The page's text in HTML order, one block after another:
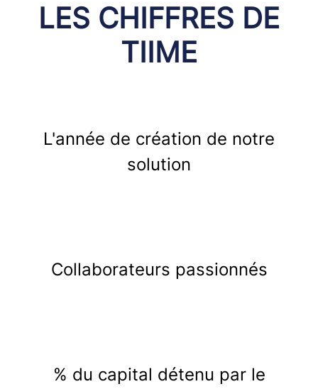
LES CHIFFRES DE
TIIME
L'année de création de notre
solution
Collaborateurs passionnés
% du capital détenu par le